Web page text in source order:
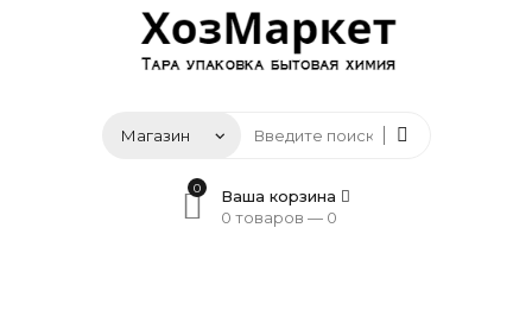
0
Ваша корзина
0 товаров — 0